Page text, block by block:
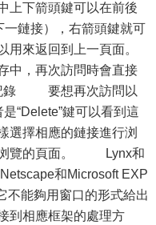
上下箭頭鍵可以在前後
鏈接），右箭頭鍵就可
用來返回到上一頁面。
中，再次訪問時會直接
錄 要想再次訪問以
“Delete”鍵可以看到這
選擇相應的鏈接進行浏
浏覽的頁面。 Lynx和
和Microsoft EXP
不能夠用窗口的形式給出
到相應框架的處理方